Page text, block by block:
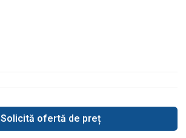
Solicită ofertă de preț